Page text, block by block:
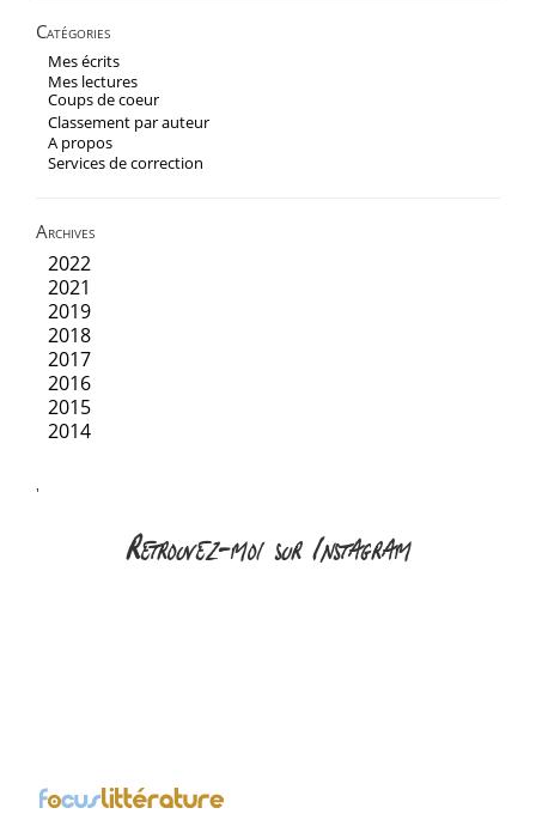
Catégories
Mes écrits
Mes lectures
Coups de coeur
Classement par auteur
A propos
Services de correction
Archives
2022
2021
2019
2018
2017
2016
2015
2014
'
Retrouvez-moi sur Instagram